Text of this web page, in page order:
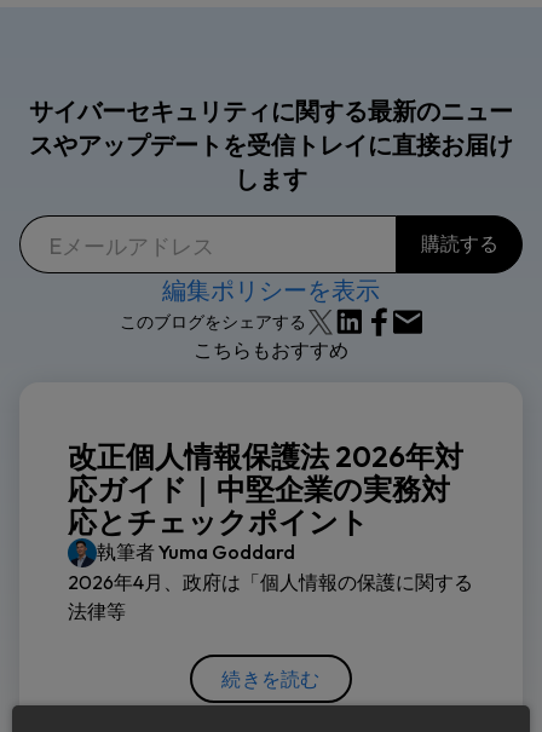
サイバーセキュリティに関する最新のニュー
スやアップデートを受信トレイに直接お届け
します
編集ポリシーを表示
このブログをシェアする
こちらもおすすめ
改正個人情報保護法 2026年対
応ガイド｜中堅企業の実務対
応とチェックポイント
執筆者Yuma Goddard
2026年4月、政府は「個人情報の保護に関する
法律等
続きを読む